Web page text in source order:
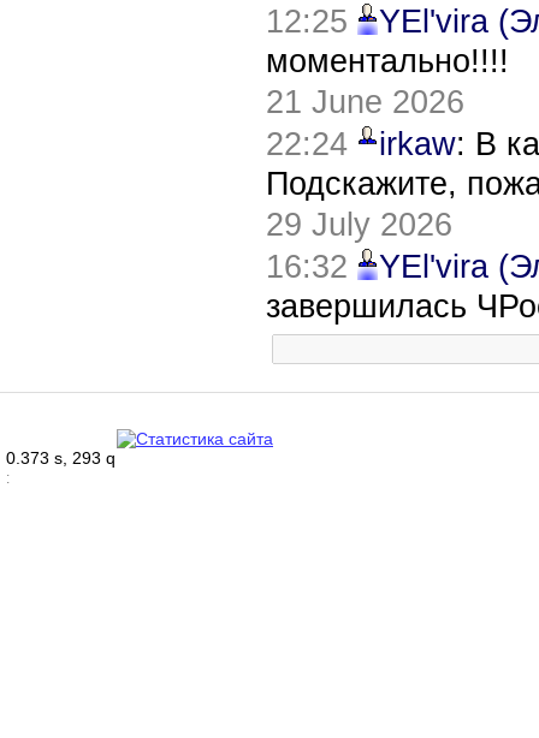
12:25
YEl'vira
моментально!!!!
21 June 2026
22:24
irkaw: В
Подскажите,
29 July 2026
16:32
YEl'vira
завершилась
0.373 s, 293 q
: